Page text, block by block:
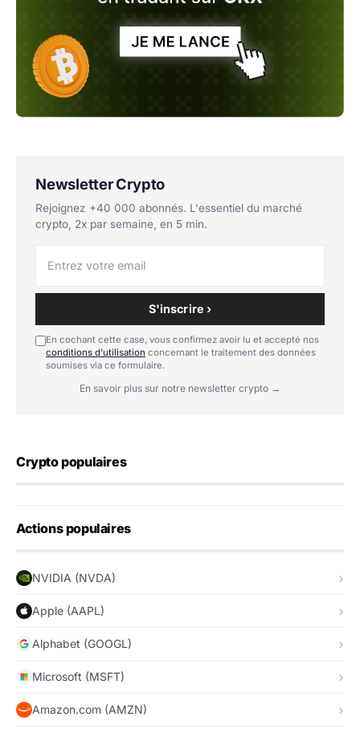
Newsletter Crypto
Rejoignez +40 000 abonnés. L'essentiel du marché
crypto, 2x par semaine, en 5 min.
S'inscrire ›
En cochant cette case, vous confirmez avoir lu et accepté nos
conditions d'utilisation concernant le traitement des données
soumises via ce formulaire.
En savoir plus sur notre newsletter crypto →
Crypto populaires
Actions populaires
NVIDIA (NVDA)
Apple (AAPL)
Alphabet (GOOGL)
Microsoft (MSFT)
Amazon.com (AMZN)